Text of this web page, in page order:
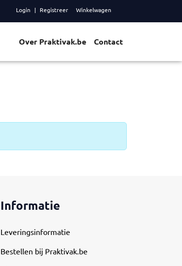
Login Registreer Winkelwagen
Over Praktivak.be Contact
Informatie
Leveringsinformatie
Bestellen bij Praktivak.be